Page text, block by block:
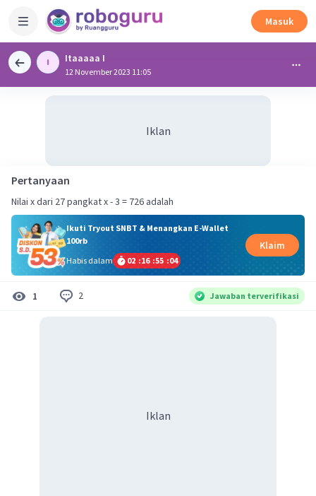
Masuk
Itaaaaa I
12 November 2023 11:05
Iklan
Pertanyaan
Nilai x dari 27 pangkat x - 3 = 726 adalah
Ikuti Tryout SNBT & Menangkan E-Wallet
100rb
Habis dalam
02 :16 :55 :04
Klaim
1 2 Jawaban terverifikasi
Iklan